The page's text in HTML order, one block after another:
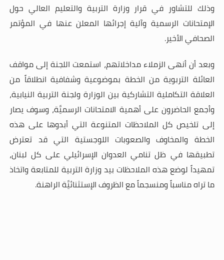
وذلك للتشاور في قرار وزارة التربية والتعليم العالي حول
الإمتحانات الرسمية وآلية إجرائها المعلن عنها في المؤتمر
الصحافي الأخير.
وبعد أن أنهى الزملاء مداخلاتهم، استمعت اللجنة إلى مواقف
العائلة التربوية من الخطة بموضوعية وشفافية انطلاقاً من
العلاقة التكاملية التشاركية بين الوزارة ولجنة التربية النيابية،
وأجمع الحاضرون على أهمية الامتحانات الرسميَّة، وسوف يصار
إلى تلخيص كل الملاحظات المتنوعة التي أبدوها على هذه
الخطة والمخاوف والصعوبات اللوجستية التي قد تعترض
تطبيقها في ظل تنامي العدوان الإسرائيلي على كل لبنان،
تمهيداً لوضع هذه الملاحظات بيد وزارة التربية للمتابعة واتخاذ
ما تراه مناسباً ومنسجماً مع الظروف الإستثنائيَّة الراهنة.